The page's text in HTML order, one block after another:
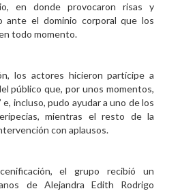
en donde provocaron risas y
ante el dominio corporal que los
todo momento.
los actores hicieron partícipe a
público que, por unos momentos,
incluso, pudo ayudar a uno de los
mientras el resto de la
con aplausos.
el grupo recibió un
de Alejandra Edith Rodrigo